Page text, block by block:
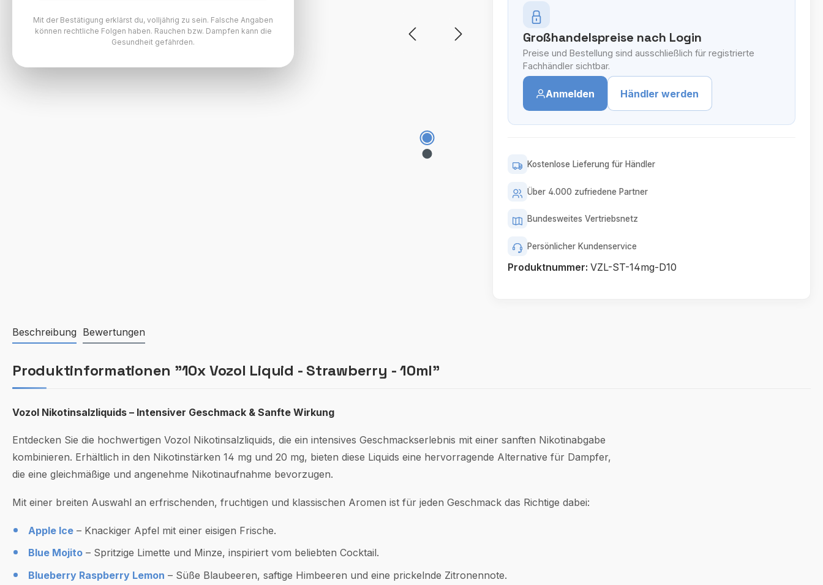
Großhandelspreise nach Login
Preise und Bestellung sind ausschließlich für registrierte
Fachhändler sichtbar.
Anmelden Händler werden
Kostenlose Lieferung für Händler
Über 4.000 zufriedene Partner
Bundesweites Vertriebsnetz
Persönlicher Kundenservice
Produktnummer: VZL-ST-14mg-D10
Beschreibung Bewertungen
Produktinformationen "10x Vozol Liquid - Strawberry - 10ml"
Vozol Nikotinsalzliquids – Intensiver Geschmack & Sanfte Wirkung
Entdecken Sie die hochwertigen Vozol Nikotinsalzliquids, die ein intensives Geschmackserlebnis mit einer sanften Nikotinabgabe
kombinieren. Erhältlich in den Nikotinstärken 14 mg und 20 mg, bieten diese Liquids eine hervorragende Alternative für Dampfer,
die eine gleichmäßige und angenehme Nikotinaufnahme bevorzugen.
Mit einer breiten Auswahl an erfrischenden, fruchtigen und klassischen Aromen ist für jeden Geschmack das Richtige dabei:
Apple Ice– Knackiger Apfel mit einer eisigen Frische.
Blue Mojito– Spritzige Limette und Minze, inspiriert vom beliebten Cocktail.
Blueberry Raspberry Lemon – Süße Blaubeeren, saftige Himbeeren und eine prickelnde Zitronennote.
Mit der Bestätigung erklärst du, volljährig zu sein. Falsche Angaben
können rechtliche Folgen haben. Rauchen bzw. Dampfen kann die
Gesundheit gefährden.